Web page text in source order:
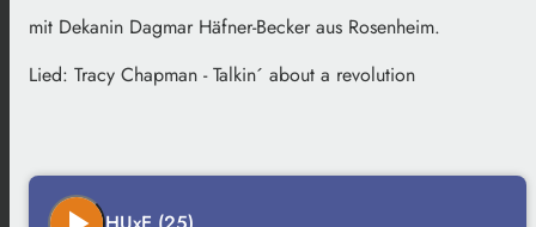
mit Dekanin Dagmar Häfner-Becker aus Rosenheim.
Lied: Tracy Chapman - Talkin´ about a revolution